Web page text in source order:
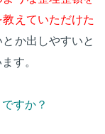
えていただけた
か出しやすいと
す。
すか？